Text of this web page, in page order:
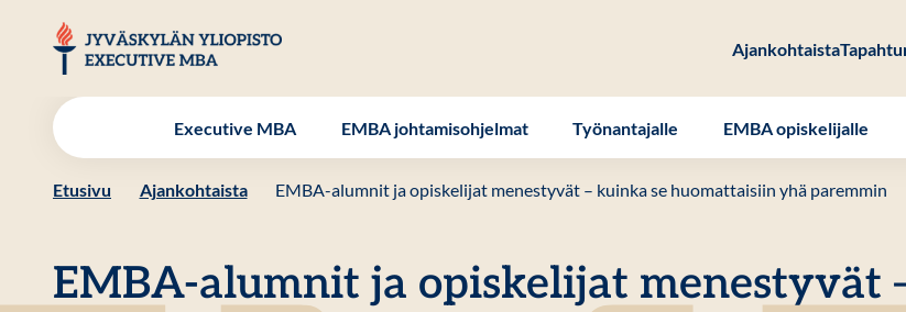
sisältöön
Ajankohtaista
Executive MBA EMBA johtamisohjelmat Työnantajalle EMBA opiskelijalle
Etusivu Ajankohtaista EMBA-alumnit ja opiskelijat menestyvät – kuinka se huomattaisiin yhä paremmin
EMBA-alumnit ja opiskelijat menestyvät